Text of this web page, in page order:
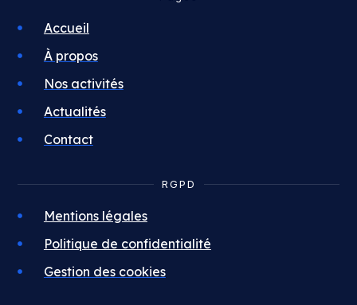
Accueil
À propos
Nos activités
Actualités
Contact
RGPD
Mentions légales
Politique de confidentialité
Gestion des cookies